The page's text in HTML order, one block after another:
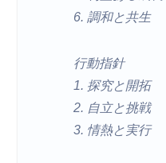
6. 調和と共生
行動指針
1. 探究と開拓
2. 自立と挑戦
3. 情熱と実行